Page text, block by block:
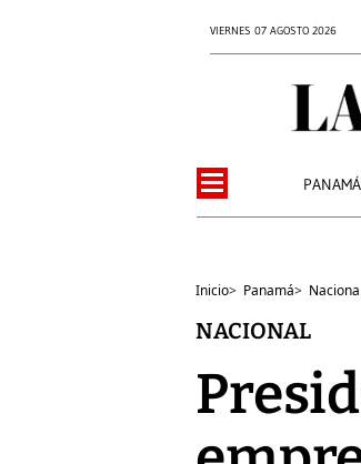
VIERNES 07 AGOSTO 2026
PANAMÁ
Inicio> Panamá> Nacional
NACIONAL